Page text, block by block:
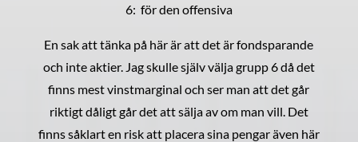
6: för den offensiva
En sak att tänka på här är att det är fondsparande
och inte aktier. Jag skulle själv välja grupp 6 då det
finns mest vinstmarginal och ser man att det går
riktigt dåligt går det att sälja av om man vill. Det
finns såklart en risk att placera sina pengar även här